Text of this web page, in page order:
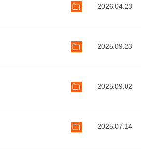
2026.04.23
2025.09.23
2025.09.02
2025.07.14